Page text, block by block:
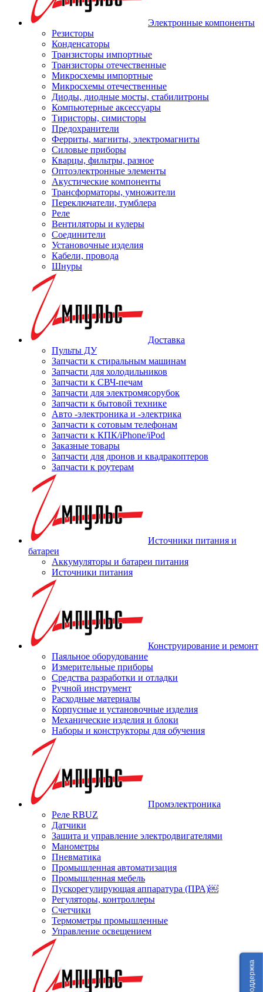
Электронные компоненты
Резисторы
Конденсаторы
Транзисторы импортные
Транзисторы отечественные
Микросхемы импортные
Микросхемы отечественные
Диоды, диодные мосты, стабилитроны
Компьютерные аксессуары
Тиристоры, симисторы
Предохранители
Ферриты, магниты, электромагниты
Силовые приборы
Кварцы, фильтры, разное
Оптоэлектронные элементы
Акустические компоненты
Трансформаторы, умножители
Переключатели, тумблера
Реле
Вентиляторы и кулеры
Соединители
Установочные изделия
Кабели, провода
Шнуры
Доставка
Пульты ДУ
Запчасти к стиральным машинам
Запчасти для холодильников
Запчасти к СВЧ-печам
Запчасти для электромясорубок
Запчасти к бытовой технике
Авто -электроника и -электрика
Запчасти к сотовым телефонам
Запчасти к КПК/iPhone/iPod
Заказные товары
Запчасти для дронов и квадракоптеров
Запчасти к роутерам
Источники питания и
батареи
Аккумуляторы и батареи питания
Источники питания
Конструирование и ремонт
Паяльное оборудование
Измерительные приборы
Средства разработки и отладки
Ручной инструмент
Расходные материалы
Корпусные и установочные изделия
Механические изделия и блоки
Наборы и конструкторы для обучения
Промэлектроника
Реле RBUZ
Датчики
Защита и управление электродвигателями
Манометры
Пневматика
Промышленная автоматизация
Промышленная мебель
Пускорегулирующая аппаратура (ПРА)￼
Регуляторы, контроллеры
Счетчики
Термометры промышленные
Управление освещением